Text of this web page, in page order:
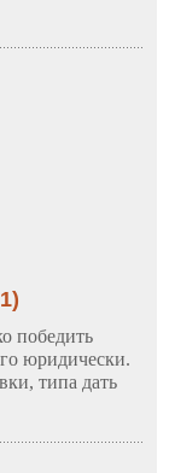
победить
юридически.
типа дать